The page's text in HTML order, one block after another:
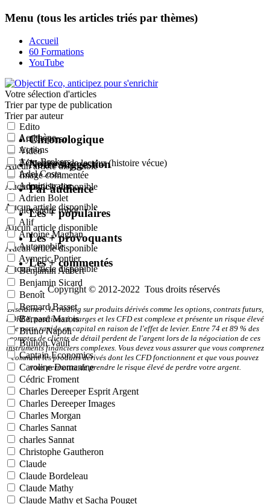
Menu (tous les articles triés par thèmes)
Accueil
60 Formations
YouTube
Votre sélection d'articles
Trier par type de publication
Edito
Article perso
Vidéo
Témoignage de lecteur (histoire vécue)
Image commentée
Trier par auteur
Acrithène
Actions
Actu-Brokers
Adel Costa
Administrator
Adrien Bolet
alexandre robot
Alif
Antoine Magnan
Automobile
Aymeric Pontier
Benjamin Aubert
Benjamin Sicard
Benoît
Bernard Basset
Bernard Marois
Bruno Napoli
Bullion Vault
Captain Economics
Caroline Domanine
Cédric Froment
Charles Dereeper Esprit Argent
Charles Dereeper Images
Charles Morgan
Charles Sannat
charles Sannat
Christophe Gautheron
Claude
Claude Bordeleau
Claude Mathy
Claude Mathy et Sacha Pouget
Chronologique
Notre suggestion
Par audience
Les + populaires
Les + provoquants
Les + commentés
Aucun article disponible
Aucun article disponible
Aucun article disponible
Aucun article disponible
Aucun article disponible
Aucun article disponible
Copyright © 2012-2022 Tous droits réservés
Disclaimer : le trading sur produits dérivés comme les options, contrats futurs,
FOREX, positions à marges et les CFD est complexe et présente un risque élevé
de perte rapide en capital en raison de l'effet de levier. Entre 74 et 89 % des
comptes de clients de détail perdent de l'argent lors de la négociation de ces
instruments financiers complexes. Vous devez vous assurer que vous comprenez
comment les produits dérivés dont les CFD fonctionnent et que vous pouvez
vous permettre de prendre le risque élevé de perdre votre argent.